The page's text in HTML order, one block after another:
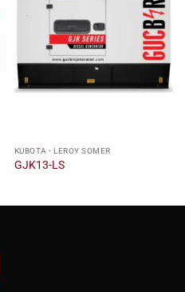
KUBOTA - LEROY SOMER
GJK13-LS